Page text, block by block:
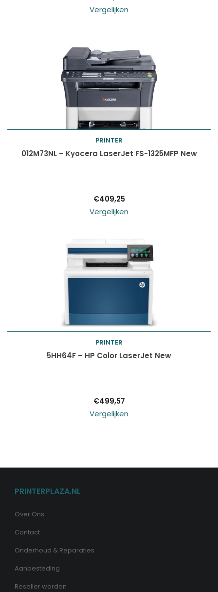
Vergelijken
Toevoegen aan
PRINTER
012M73NL – Kyocera LaserJet FS-1325MFP New
€409,25
Vergelijken
Toevoegen aan
PRINTER
5HH64F – HP Color LaserJet New
€499,57
Vergelijken
PRINTERPLAZA.NL
Over Ons
Contact
Onderhoud & Reparaties
Aanbesteding
Reseller worden